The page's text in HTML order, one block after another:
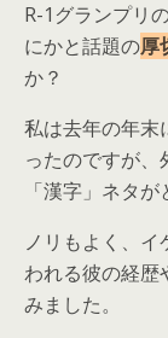
R-1グランプリ
にかと話題の厚
か？
私は去年の年末
ったのですが
「漢字」ネタ
ノリもよく、
われる彼の経歴
みました。